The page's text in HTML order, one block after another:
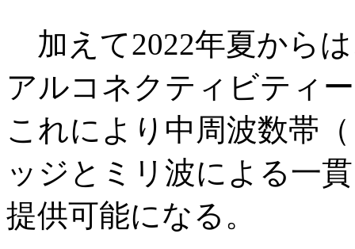
加えて2022年夏から
アルコネクティビティ
これにより中周波数帯
ッジとミリ波による一
提供可能になる。